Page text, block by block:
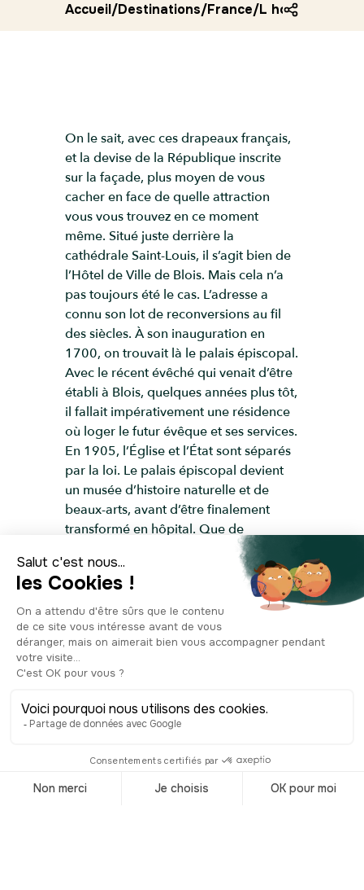
Accueil/Destinations/France/L hotel de ville
On le sait, avec ces drapeaux français,
et la devise de la République inscrite
sur la façade, plus moyen de vous
cacher en face de quelle attraction
vous vous trouvez en ce moment
même. Situé juste derrière la
cathédrale Saint-Louis, il s’agit bien de
l’Hôtel de Ville de Blois. Mais cela n’a
pas toujours été le cas. L’adresse a
connu son lot de reconversions au fil
des siècles. À son inauguration en
1700, on trouvait là le palais épiscopal.
Avec le récent évêché qui venait d’être
établi à Blois, quelques années plus tôt,
il fallait impérativement une résidence
où loger le futur évêque et ses services.
En 1905, l’Église et l’État sont séparés
par la loi. Le palais épiscopal devient
un musée d’histoire naturelle et de
beaux-arts, avant d’être finalement
transformé en hôpital. Que de
passades jusqu’en 1940, lorsque les
dégâts des bombardements de la
guerre, nécessitent un nouvel endroit
où héberger les fonctions de l’Hôtel de
Ville de Blois. De dehors comme de
dedans, l’ancien palais épiscopal sera
complètement repensé ! Aux étages
l’évêque a laissé place à la salle du
conseil, ainsi que le cabinet du maire.
de Ville, reste ainsi le témoin vivant des
grandes transformations de la cité